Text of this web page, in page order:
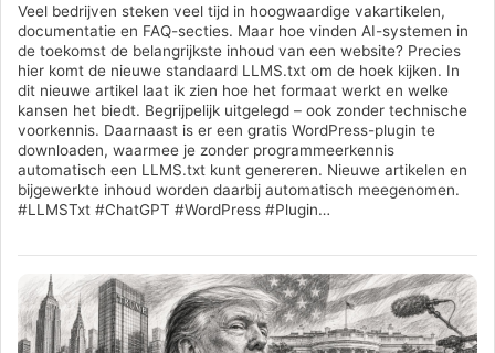
Veel bedrijven steken veel tijd in hoogwaardige vakartikelen,
documentatie en FAQ-secties. Maar hoe vinden AI-systemen in
de toekomst de belangrijkste inhoud van een website? Precies
hier komt de nieuwe standaard LLMS.txt om de hoek kijken. In
dit nieuwe artikel laat ik zien hoe het formaat werkt en welke
kansen het biedt. Begrijpelijk uitgelegd – ook zonder technische
voorkennis. Daarnaast is er een gratis WordPress-plugin te
downloaden, waarmee je zonder programmeerkennis
automatisch een LLMS.txt kunt genereren. Nieuwe artikelen en
bijgewerkte inhoud worden daarbij automatisch meegenomen.
#LLMSTxt #ChatGPT #WordPress #Plugin…